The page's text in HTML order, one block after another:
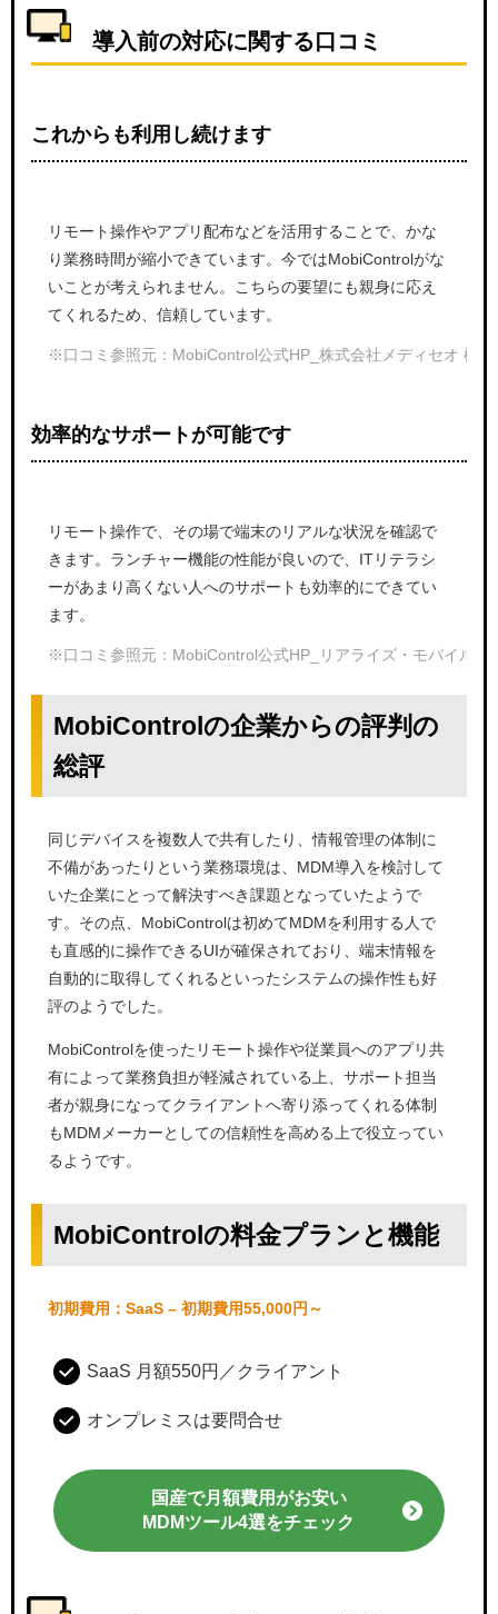
導入前の対応に関する口コミ
これからも利用し続けます
リモート操作やアプリ配布などを活用することで、かな
り業務時間が縮小できています。今ではMobiControlがな
いことが考えられません。こちらの要望にも親身に応え
てくれるため、信頼しています。
※口コミ参照元：MobiControl公式HP_株式会社メディセオ 様
効率的なサポートが可能です
リモート操作で、その場で端末のリアルな状況を確認で
きます。ランチャー機能の性能が良いので、ITリテラシ
ーがあまり高くない人へのサポートも効率的にできてい
ます。
※口コミ参照元：MobiControl公式HP_リアライズ・モバイル・
MobiControlの企業からの評判の
総評
同じデバイスを複数人で共有したり、情報管理の体制に
不備があったりという業務環境は、MDM導入を検討して
いた企業にとって解決すべき課題となっていたようで
す。その点、MobiControlは初めてMDMを利用する人で
も直感的に操作できるUIが確保されており、端末情報を
自動的に取得してくれるといったシステムの操作性も好
評のようでした。
MobiControlを使ったリモート操作や従業員へのアプリ共
有によって業務負担が軽減されている上、サポート担当
者が親身になってクライアントへ寄り添ってくれる体制
もMDMメーカーとしての信頼性を高める上で役立ってい
るようです。
MobiControlの料金プランと機能
初期費用：SaaS – 初期費用55,000円～
SaaS 月額550円／クライアント
オンプレミスは要問合せ
国産で月額費用がお安い
MDMツール4選をチェック